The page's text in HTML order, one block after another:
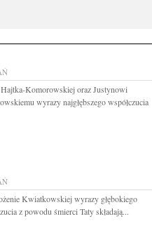
Komorowskiej oraz Justynowi
wyrazy najgłębszego współczucia
Kwiatkowskiej wyrazy głębokiego
z powodu śmierci Taty składają...